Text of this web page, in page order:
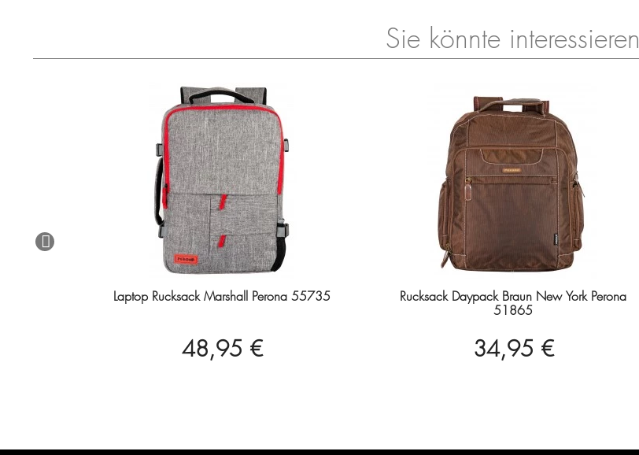
Sie könnte interessieren
Laptop Rucksack Marshall Perona 55735
48,95 €
Rucksack Daypack Braun New York Perona
51865
34,95 €